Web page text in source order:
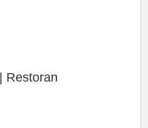
Restoran